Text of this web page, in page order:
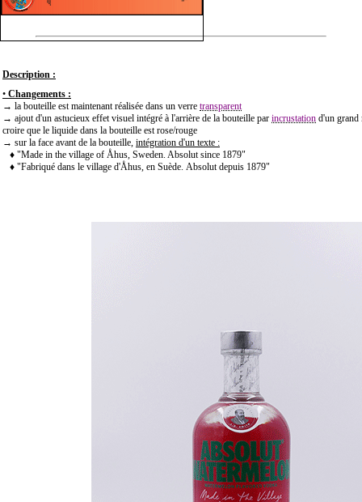
Description :
• Changements :
→ la bouteille est maintenant réalisée dans un verre transparent
→ ajout d'un astucieux effet visuel intégré à l'arrière de la bouteille par incrustation d'un grand
croire que le liquide dans la bouteille est rose/rouge
→ sur la face avant de la bouteille, intégration d'un texte :
♦ "Made in the village of Åhus, Sweden. Absolut since 1879"
♦ "Fabriqué dans le village d'Åhus, en Suède. Absolut depuis 1879"